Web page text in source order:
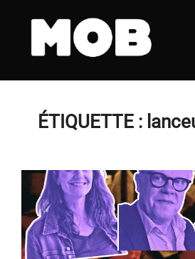
ÉTIQUETTE :